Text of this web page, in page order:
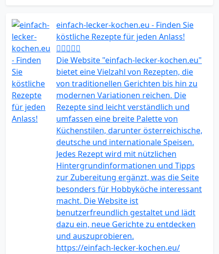
einfach-lecker-kochen.eu - Finden Sie
köstliche Rezepte für jeden Anlass!
Die Website "einfach-lecker-kochen.eu"
bietet eine Vielzahl von Rezepten, die
von traditionellen Gerichten bis hin zu
modernen Variationen reichen. Die
Rezepte sind leicht verständlich und
umfassen eine breite Palette von
Küchenstilen, darunter österreichische,
deutsche und internationale Speisen.
Jedes Rezept wird mit nützlichen
Hintergrundinformationen und Tipps
zur Zubereitung ergänzt, was die Seite
besonders für Hobbyköche interessant
macht. Die Website ist
benutzerfreundlich gestaltet und lädt
dazu ein, neue Gerichte zu entdecken
und auszuprobieren.
https://einfach-lecker-kochen.eu/